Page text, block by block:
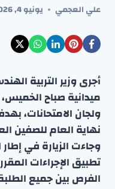
علي العجمي يونيو 4, 2026
أجرى وزير التربية
ميدانية صباح
ولجان الامتحانات،
نهاية العام للصفين
وجاءت الزيارة في
تطبيق الإجراءات
الفرص بين جميع